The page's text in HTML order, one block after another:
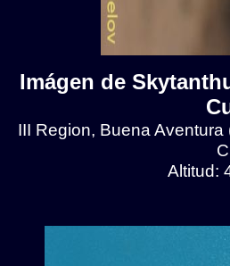
Imágen de
III Region, Buena
Altitud: